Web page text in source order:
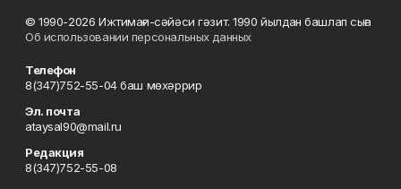
© 1990-2026 Ижтимағи-сәйәси гәзит. 1990 йылдан башлап сыға
Об использовании персональных данных
Телефон
8(347)752-55-04 баш мөхәррир
Эл. почта
ataysal90@mail.ru
Редакция
8(347)752-55-08